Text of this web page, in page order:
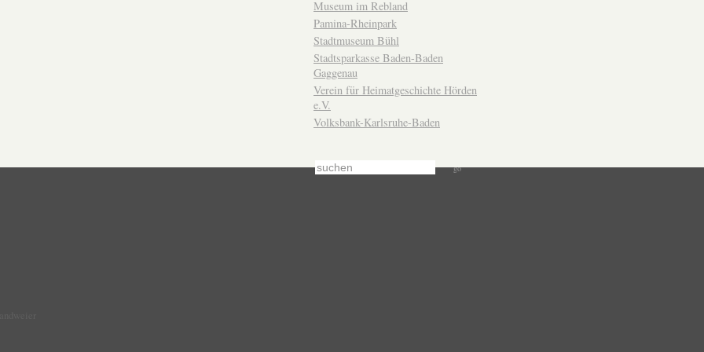
Museum im Rebland
Pamina-Rheinpark
Stadtmuseum Bühl
Stadtsparkasse Baden-Baden
Gaggenau
Verein für Heimatgeschichte Hörden
e.V.
Volksbank-Karlsruhe-Baden